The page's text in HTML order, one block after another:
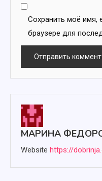
Сохранить моё имя,
браузере для
МАРИНА
Website https://